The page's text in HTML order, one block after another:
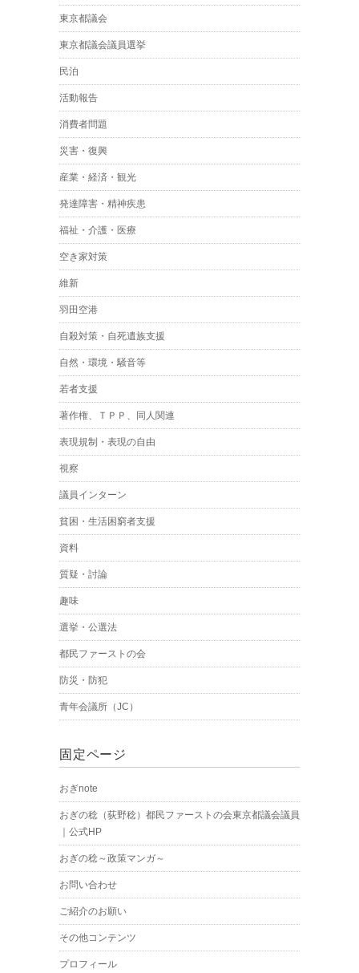
東京都議会
東京都議会議員選挙
民泊
活動報告
消費者問題
災害・復興
産業・経済・観光
発達障害・精神疾患
福祉・介護・医療
空き家対策
維新
羽田空港
自殺対策・自死遺族支援
自然・環境・騒音等
若者支援
著作権、ＴＰＰ、同人関連
表現規制・表現の自由
視察
議員インターン
貧困・生活困窮者支援
資料
質疑・討論
趣味
選挙・公選法
都民ファーストの会
防災・防犯
青年会議所（JC）
固定ページ
おぎnote
おぎの稔（荻野稔）都民ファーストの会東京都議会議員
｜公式HP
おぎの稔～政策マンガ～
お問い合わせ
ご紹介のお願い
その他コンテンツ
プロフィール